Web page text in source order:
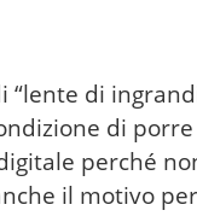
di
di
perché
il motivo